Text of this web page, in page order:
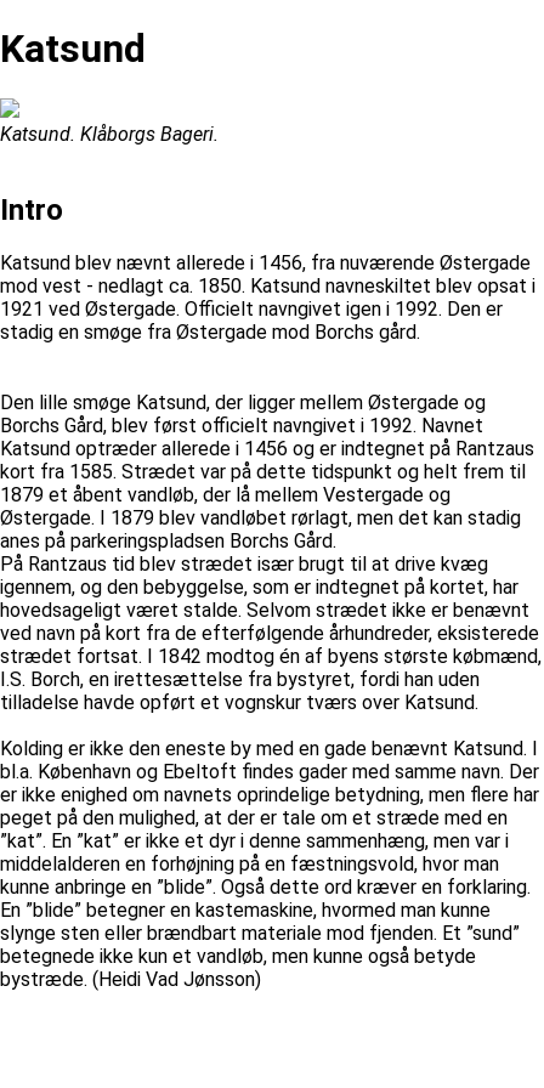
Katsund
Katsund. Klåborgs Bageri.
Intro
Katsund blev nævnt allerede i 1456, fra nuværende Østergade
mod vest - nedlagt ca. 1850. Katsund navneskiltet blev opsat i
1921 ved Østergade. Officielt navngivet igen i 1992. Den er
stadig en smøge fra Østergade mod Borchs gård.
Den lille smøge Katsund, der ligger mellem Østergade og
Borchs Gård, blev først officielt navngivet i 1992. Navnet
Katsund optræder allerede i 1456 og er indtegnet på Rantzaus
kort fra 1585. Strædet var på dette tidspunkt og helt frem til
1879 et åbent vandløb, der lå mellem Vestergade og
Østergade. I 1879 blev vandløbet rørlagt, men det kan stadig
anes på parkeringspladsen Borchs Gård.
På Rantzaus tid blev strædet især brugt til at drive kvæg
igennem, og den bebyggelse, som er indtegnet på kortet, har
hovedsageligt været stalde. Selvom strædet ikke er benævnt
ved navn på kort fra de efterfølgende århundreder, eksisterede
strædet fortsat. I 1842 modtog én af byens største købmænd,
I.S. Borch, en irettesættelse fra bystyret, fordi han uden
tilladelse havde opført et vognskur tværs over Katsund.
Kolding er ikke den eneste by med en gade benævnt Katsund. I
bl.a. København og Ebeltoft findes gader med samme navn. Der
er ikke enighed om navnets oprindelige betydning, men flere har
peget på den mulighed, at der er tale om et stræde med en
”kat”. En ”kat” er ikke et dyr i denne sammenhæng, men var i
middelalderen en forhøjning på en fæstningsvold, hvor man
kunne anbringe en ”blide”. Også dette ord kræver en forklaring.
En ”blide” betegner en kastemaskine, hvormed man kunne
slynge sten eller brændbart materiale mod fjenden. Et ”sund”
betegnede ikke kun et vandløb, men kunne også betyde
bystræde. (Heidi Vad Jønsson)